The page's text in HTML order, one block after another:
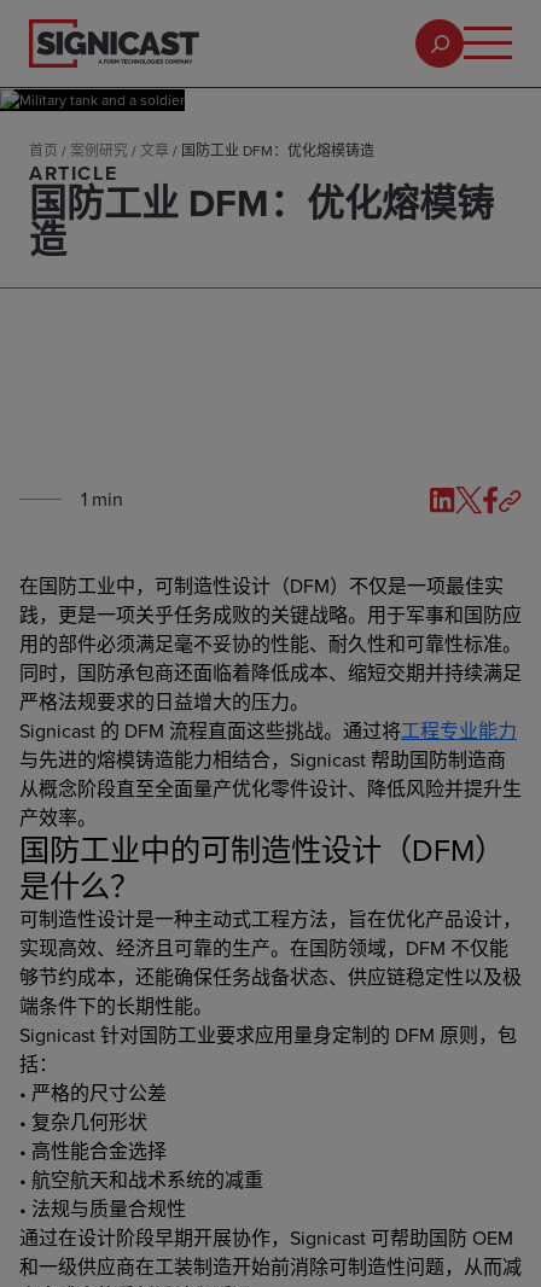
首页 / 案例研究/ 文章 / 国防工业 DFM：优化熔模铸造
ARTICLE
国防工业 DFM：优化熔模铸
造
1 min
在国防工业中，可制造性设计（DFM）不仅是一项最佳实
践，更是一项关乎任务成败的关键战略。用于军事和国防应
用的部件必须满足毫不妥协的性能、耐久性和可靠性标准。
同时，国防承包商还面临着降低成本、缩短交期并持续满足
严格法规要求的日益增大的压力。
Signicast 的 DFM 流程直面这些挑战。通过将工程专业能力
与先进的熔模铸造能力相结合，Signicast 帮助国防制造商
从概念阶段直至全面量产优化零件设计、降低风险并提升生
产效率。
国防工业中的可制造性设计（DFM）
是什么？
可制造性设计是一种主动式工程方法，旨在优化产品设计，
实现高效、经济且可靠的生产。在国防领域，DFM 不仅能
够节约成本，还能确保任务战备状态、供应链稳定性以及极
端条件下的长期性能。
Signicast 针对国防工业要求应用量身定制的 DFM 原则，包
括：
• 严格的尺寸公差
• 复杂几何形状
• 高性能合金选择
• 航空航天和战术系统的减重
• 法规与质量合规性
通过在设计阶段早期开展协作，Signicast 可帮助国防 OEM
和一级供应商在工装制造开始前消除可制造性问题，从而减